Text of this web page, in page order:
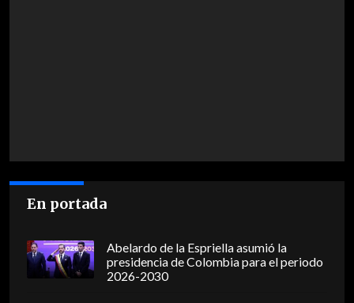
En portada
Abelardo de la Espriella asumió la
presidencia de Colombia para el periodo
2026-2030